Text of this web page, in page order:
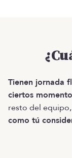
Tienen jornada
ciertos
resto del equipo,
como tú